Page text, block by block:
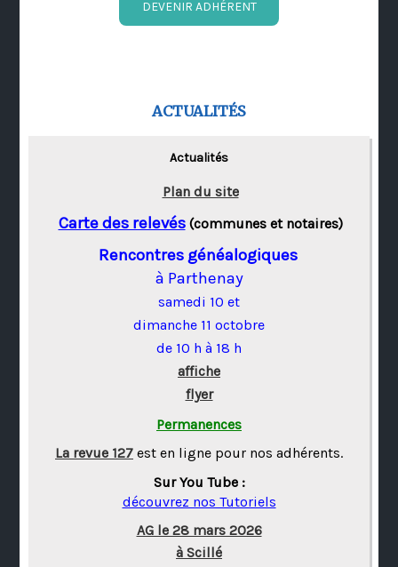
DEVENIR ADHÉRENT
ACTUALITÉS
Actualités
Plan du site
Carte des relevés(communes et notaires)
Rencontres généalogiques
à Parthenay
samedi 10 et
dimanche 11 octobre
de 10 h à 18 h
affiche
flyer
Permanences
La revue 127 est en ligne pour nos adhérents.
Sur You Tube :
découvrez nos Tutoriels
AG le 28 mars 2026
à Scillé